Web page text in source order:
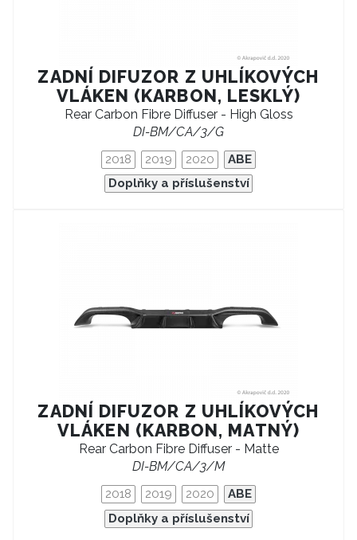
ZADNÍ DIFUZOR Z UHLÍKOVÝCH
VLÁKEN (KARBON, LESKLÝ)
Rear Carbon Fibre Diffuser - High Gloss
DI-BM/CA/3/G
2018 2019 2020
ABE
Doplňky a příslušenství
ZADNÍ DIFUZOR Z UHLÍKOVÝCH
VLÁKEN (KARBON, MATNÝ)
Rear Carbon Fibre Diffuser - Matte
DI-BM/CA/3/M
2018 2019 2020
ABE
Doplňky a příslušenství